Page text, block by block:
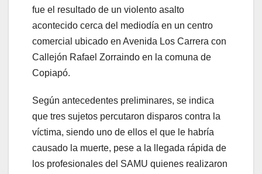
fue el resultado de un violento asalto
acontecido cerca del mediodía en un centro
comercial ubicado en Avenida Los Carrera con
Callejón Rafael Zorraindo en la comuna de
Copiapó.
Según antecedentes preliminares, se indica
que tres sujetos percutaron disparos contra la
víctima, siendo uno de ellos el que le habría
causado la muerte, pese a la llegada rápida de
los profesionales del SAMU quienes realizaron